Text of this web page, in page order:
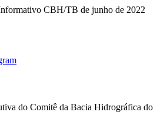
CBH/TB de junho de 2022
do Comitê da Bacia Hidrográfica do